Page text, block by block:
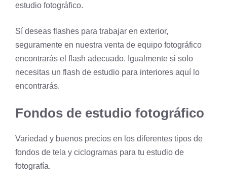
estudio fotográfico.
Sí deseas flashes para trabajar en exterior,
seguramente en nuestra venta de equipo fotográfico
encontrarás el flash adecuado. Igualmente si solo
necesitas un flash de estudio para interiores aquí lo
encontrarás.
Fondos de estudio fotográfico
Variedad y buenos precios en los diferentes tipos de
fondos de tela y ciclogramas para tu estudio de
fotografía.